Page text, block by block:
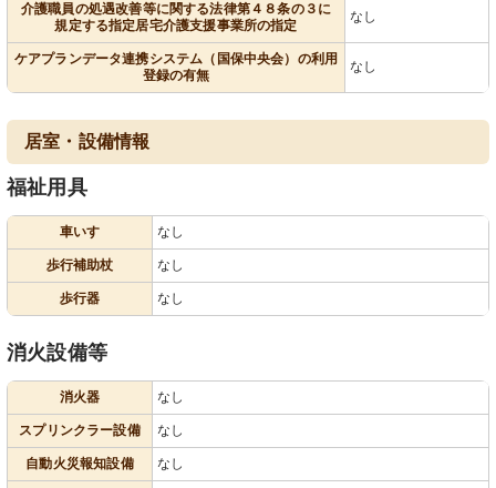
介護職員の処遇改善等に関する法律第４８条の３に
規定する指定居宅介護支援事業所の指定
なし
ケアプランデータ連携システム（国保中央会）の利用
登録の有無
なし
居室・設備情報
福祉用具
車いす なし
歩行補助杖 なし
歩行器 なし
消火設備等
消火器 なし
スプリンクラー設備 なし
自動火災報知設備 なし